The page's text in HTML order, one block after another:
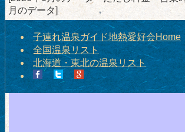
月のデータ]
子連れ温泉ガイド地熱愛好会Home
全国温泉リスト
北海道・東北の温泉リスト